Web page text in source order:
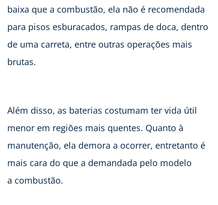
baixa que a combustão, ela não é recomendada
para pisos esburacados, rampas de doca, dentro
de uma carreta, entre outras operações mais
brutas.
Além disso, as baterias costumam ter vida útil
menor em regiões mais quentes. Quanto à
manutenção, ela demora a ocorrer, entretanto é
mais cara do que a demandada pelo modelo
a combustão.